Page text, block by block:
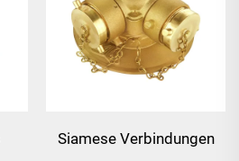
Siamese Verbindungen